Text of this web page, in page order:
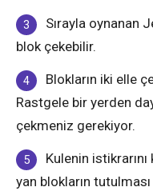
Sırayla oynanan
blok çekebilir.
Blokların iki elle
Rastgele bir yerden
çekmeniz gerekiyor.
Kulenin
yan blokların tutulması